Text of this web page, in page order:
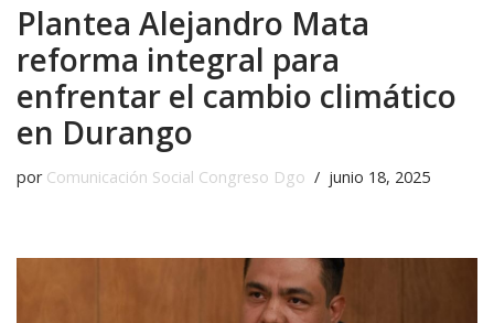
Plantea Alejandro Mata
reforma integral para
enfrentar el cambio climático
en Durango
por Comunicación Social Congreso Dgo junio 18, 2025